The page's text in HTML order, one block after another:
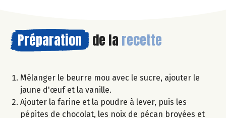
Préparation de la recette
Mélanger le beurre mou avec le sucre, ajouter le
jaune d'œuf et la vanille.
Ajouter la farine et la poudre à lever, puis les
pépites de chocolat, les noix de pécan broyées et